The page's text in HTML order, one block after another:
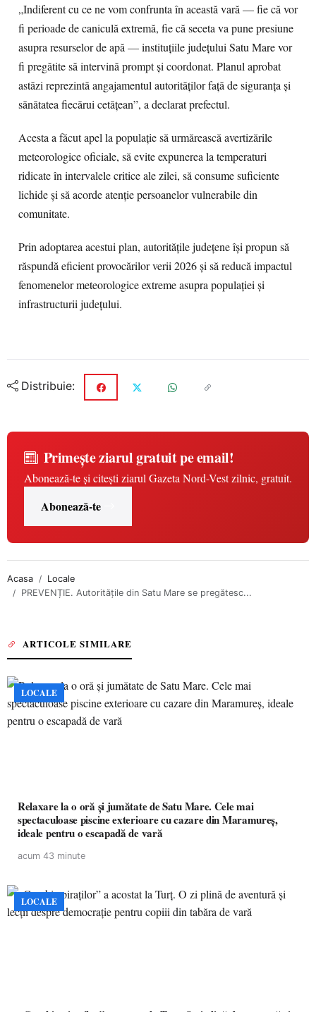
„Indiferent cu ce ne vom confrunta în această vară — fie că vor
fi perioade de caniculă extremă, fie că seceta va pune presiune
asupra resurselor de apă — instituțiile județului Satu Mare vor
fi pregătite să intervină prompt și coordonat. Planul aprobat
astăzi reprezintă angajamentul autorităților față de siguranța și
sănătatea fiecărui cetățean”, a declarat prefectul.
Acesta a făcut apel la populație să urmărească avertizările
meteorologice oficiale, să evite expunerea la temperaturi
ridicate în intervalele critice ale zilei, să consume suficiente
lichide și să acorde atenție persoanelor vulnerabile din
comunitate.
Prin adoptarea acestui plan, autoritățile județene își propun să
răspundă eficient provocărilor verii 2026 și să reducă impactul
fenomenelor meteorologice extreme asupra populației și
infrastructurii județului.
Distribuie:
Primește ziarul gratuit pe email!
Abonează-te și citești ziarul Gazeta Nord-Vest zilnic, gratuit.
Abonează-te
Acasa
Locale
PREVENȚIE. Autoritățile din Satu Mare se pregătesc...
ARTICOLE SIMILARE
LOCALE
Relaxare la o oră și jumătate de Satu Mare. Cele mai
spectaculoase piscine exterioare cu cazare din Maramureș,
ideale pentru o escapadă de vară
acum 43 minute
LOCALE